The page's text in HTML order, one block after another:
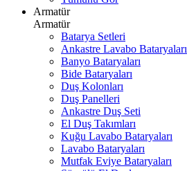
Armatür
Armatür
Batarya Setleri
Ankastre Lavabo Bataryaları
Banyo Bataryaları
Bide Bataryaları
Duş Kolonları
Duş Panelleri
Ankastre Duş Seti
El Duş Takımları
Kuğu Lavabo Bataryaları
Lavabo Bataryaları
Mutfak Eviye Bataryaları